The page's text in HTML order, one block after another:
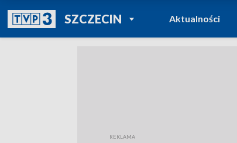
SZCZECINPOWRÓT DO
TVP REGIONY
Aktualności